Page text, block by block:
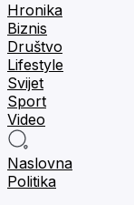
Hronika
Biznis
Društvo
Lifestyle
Svijet
Sport
Video
Naslovna
Politika